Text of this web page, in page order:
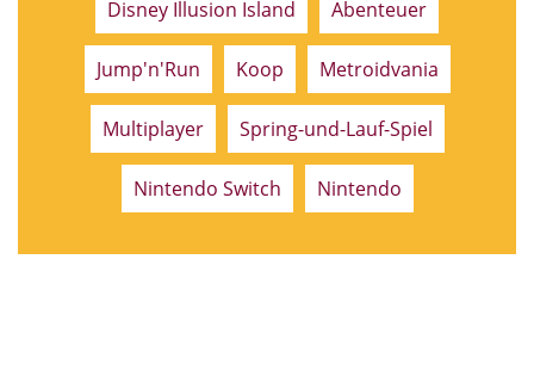
Disney Illusion Island Abenteuer
Jump'n'Run Koop Metroidvania
Multiplayer Spring-und-Lauf-Spiel
Nintendo Switch Nintendo